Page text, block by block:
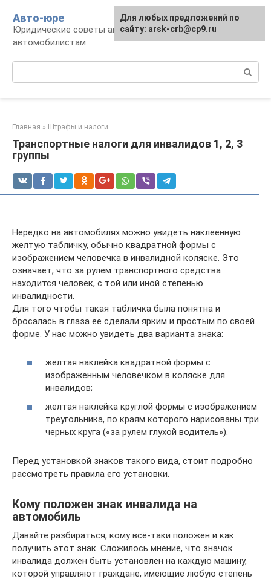
контенту
Авто-юре
Юридические советы автовладельцам и
автомобилистам
Главная » Штрафы и налоги
Транспортные налоги для инвалидов 1, 2, 3
группы
Нередко на автомобилях можно увидеть наклеенную
желтую табличку, обычно квадратной формы с
изображением человечка в инвалидной коляске. Это
означает, что за рулем транспортного средства
находится человек, с той или иной степенью
инвалидности.
Для того чтобы такая табличка была понятна и
бросалась в глаза ее сделали ярким и простым по своей
форме. У нас можно увидеть два варианта знака:
желтая наклейка квадратной формы с
изображенным человечком в коляске для
инвалидов;
желтая наклейка круглой формы с изображением
треугольника, по краям которого нарисованы три
черных круга («за рулем глухой водитель»).
Перед установкой знаков такого вида, стоит подробно
рассмотреть правила его установки.
Кому положен знак инвалида на
автомобиль
Давайте разбираться, кому всё-таки положен и как
получить этот знак. Сложилось мнение, что значок
инвалида должен быть установлен на каждую машину,
которой управляют граждане, имеющие любую степень
Для любых предложений по
сайту: arsk-crb@cp9.ru